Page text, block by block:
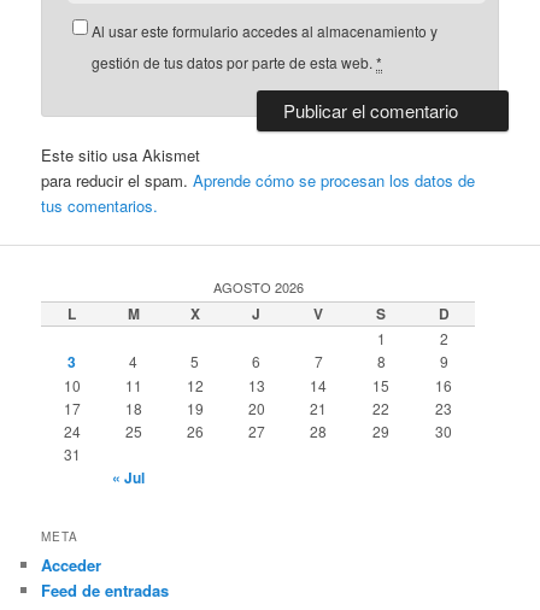
Al usar este formulario accedes al almacenamiento y
gestión de tus datos por parte de esta web.*
Este sitio usa Akismet
para reducir el spam.Aprende cómo se procesan los datos de
tus comentarios.
AGOSTO 2026
L M X J V S D
1 2
3 4 5 6 7 8
9
10
11 12 13 14 15
16
17
18 19 20 21 22
23
24
25 26 27 28 29
30
31
« Jul
META
Acceder
Feed de entradas